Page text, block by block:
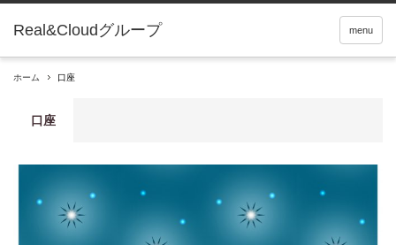
Real&Cloudグループ menu
ホーム 口座
口座